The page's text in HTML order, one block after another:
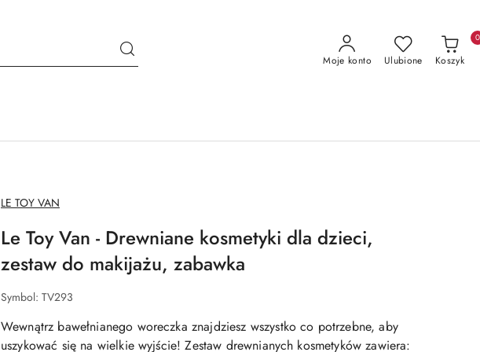
Moje konto Ulubione Koszyk
0
NAZWA
PRODUCENTA:
LE TOY VAN
Le Toy Van - Drewniane kosmetyki dla dzieci,
zestaw do makijażu, zabawka
Symbol: TV293
Wewnątrz bawełnianego woreczka znajdziesz wszystko co potrzebne, aby
uszykować się na wielkie wyjście! Zestaw drewnianych kosmetyków zawiera: